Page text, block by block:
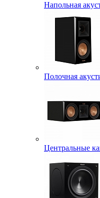
Напольная
Полочная
Центральные